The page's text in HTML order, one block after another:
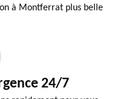
à Montferrat plus belle
24/7